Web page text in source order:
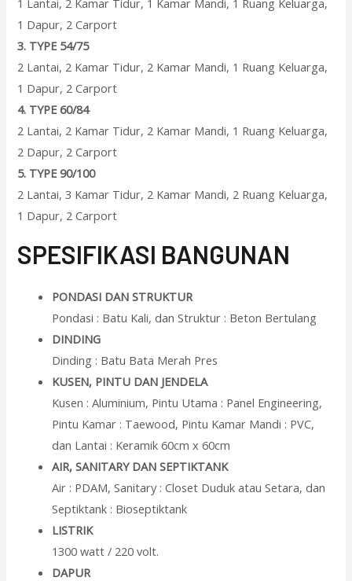
1 Lantai, 2 Kamar Tidur, 1 Kamar Mandi, 1 Ruang Keluarga,
1 Dapur, 2 Carport
3. TYPE 54/75
2 Lantai, 2 Kamar Tidur, 2 Kamar Mandi, 1 Ruang Keluarga,
1 Dapur, 2 Carport
4. TYPE 60/84
2 Lantai, 2 Kamar Tidur, 2 Kamar Mandi, 1 Ruang Keluarga,
2 Dapur, 2 Carport
5. TYPE 90/100
2 Lantai, 3 Kamar Tidur, 2 Kamar Mandi, 2 Ruang Keluarga,
1 Dapur, 2 Carport
SPESIFIKASI BANGUNAN
PONDASI DAN STRUKTUR
Pondasi : Batu Kali, dan Struktur : Beton Bertulang
DINDING
Dinding : Batu Bata Merah Pres
KUSEN, PINTU DAN JENDELA
Kusen : Aluminium, Pintu Utama : Panel Engineering,
Pintu Kamar : Taewood, Pintu Kamar Mandi : PVC,
dan Lantai : Keramik 60cm x 60cm
AIR, SANITARY DAN SEPTIKTANK
Air : PDAM, Sanitary : Closet Duduk atau Setara, dan
Septiktank : Bioseptiktank
LISTRIK
1300 watt / 220 volt.
DAPUR